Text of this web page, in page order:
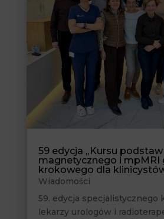
59 edycja „Kursu
magnetycznego i mpMRI
krokowego dla
Wiadomości
59. edycja specjalistycznego
lekarzy urologów i